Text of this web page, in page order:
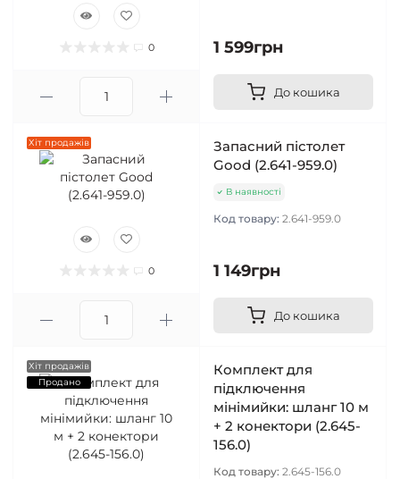
0 1 599грн
До кошика
Хіт продажів
0
Запасний пістолет
Good (2.641-959.0)
В наявності
Код товару: 2.641-959.0
1 149грн
До кошика
Хіт продажів
Продано
Комплект для
підключення
мінімийки: шланг 10 м
+ 2 конектори (2.645-
156.0)
Код товару: 2.645-156.0